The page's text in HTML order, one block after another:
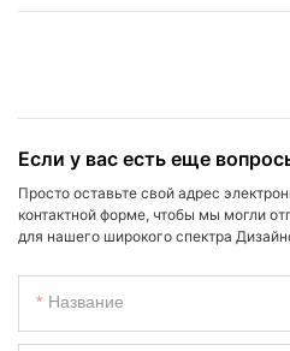
Если у вас есть еще
Просто оставьте свой адрес
контактной форме, чтобы мы могли
для нашего широкого спектра
Название